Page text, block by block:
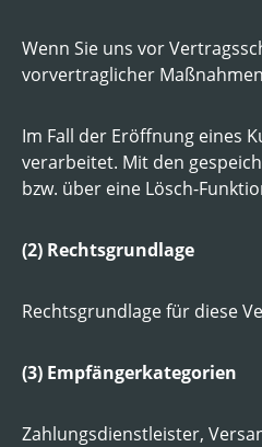
Wenn Sie uns vor
vorvertraglicher
Im Fall der Eröffnung eines
verarbeitet. Mit den
bzw. über eine Lösch-
(2) Rechtsgrundlage
Rechtsgrundlage für diese
(3) Empfängerkategorien
Zahlungsdienstleister,